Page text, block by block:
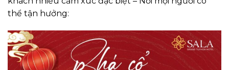
thể tận hưởng: